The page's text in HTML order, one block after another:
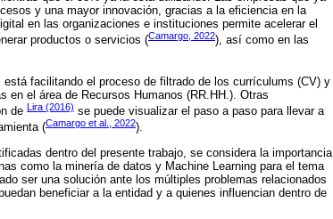
y una mayor innovación, gracias a la eficiencia en la
en las organizaciones e instituciones permite acelerar el
productos o servicios (Camargo, 2022), así como en las
facilitando el proceso de filtrado de los currículums (CV) y
en el área de Recursos Humanos (RR.HH.). Otras
de Lira (2016) se puede visualizar el paso a paso para llevar a
(Camargo et al., 2022).
dentro del presente trabajo, se considera la importancia
como la minería de datos y Machine Learning para el tema
ser una solución ante los múltiples problemas relacionados
beneficiar a la entidad y a quienes influencian dentro de